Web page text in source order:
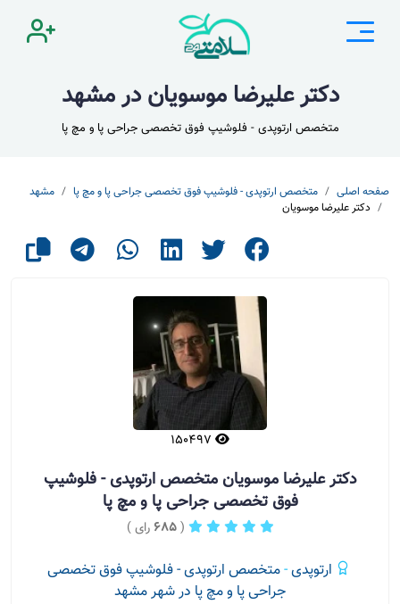
دکتر علیرضا موسویان در مشهد
متخصص ارتوپدی - فلوشیپ فوق تخصصی جراحی پا و مچ پا
صفحه اصلی متخصص ارتوپدی - فلوشیپ فوق تخصصی جراحی پا و مچ پا
مشهد
دکتر علیرضا موسویان
دکتر علیرضا موسویان متخصص ارتوپدی - فلوشیپ
فوق تخصصی جراحی پا و مچ پا
(
685 رای )
ارتوپدی-متخصص ارتوپدی - فلوشیپ فوق تخصصی
جراحی پا و مچ پا در شهر مشهد